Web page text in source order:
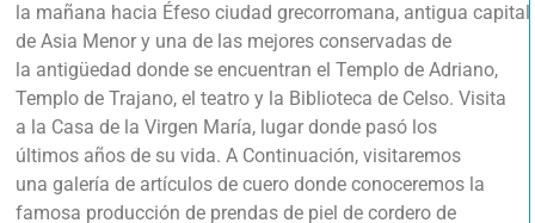
la mañana hacia Éfeso ciudad grecorromana, antigua capital
de Asia Menor y una de las mejores conservadas de
la antigüedad donde se encuentran el Templo de Adriano,
Templo de Trajano, el teatro y la Biblioteca de Celso. Visita
a la Casa de la Virgen María, lugar donde pasó los
últimos años de su vida. A Continuación, visitaremos
una galería de artículos de cuero donde conoceremos la
famosa producción de prendas de piel de cordero de